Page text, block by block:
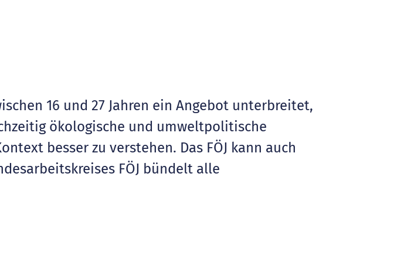
16 und 27 Jahren ein Angebot unterbreitet,
ökologische und umweltpolitische
besser zu verstehen. Das FÖJ kann auch
FÖJ bündelt alle